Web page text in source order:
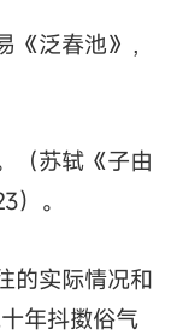
泛春池》，
（苏轼《子由
）。
的实际情况和
年抖擞俗气